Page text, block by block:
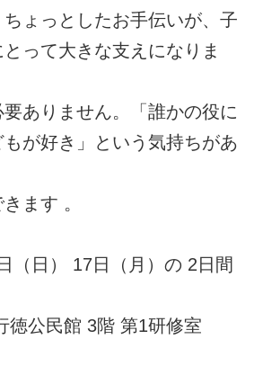
ょっとしたお手伝いが、子
って大きな支えになりま
ありません。「誰かの役に
が好き」という気持ちがあ
ます 。
（日） 17日（月）の 2日間
公民館 3階 第1研修室